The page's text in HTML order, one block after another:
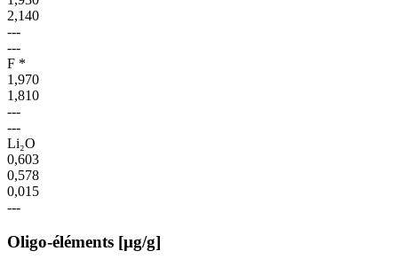
2,140
---
---
F *
1,970
1,810
---
---
Li₂O
0,603
0,578
0,015
---
Oligo-éléments [µg/g]